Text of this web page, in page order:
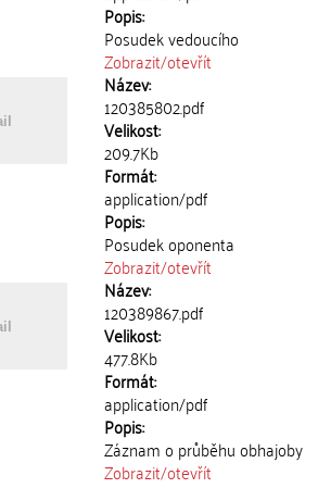
Popis:
Posudek vedoucího
Zobrazit/otevřít
Název:
120385802.pdf
Velikost:
209.7Kb
Formát:
application/pdf
Popis:
Posudek oponenta
Zobrazit/otevřít
Název:
120389867.pdf
Velikost:
477.8Kb
Formát:
application/pdf
Popis:
Záznam o průběhu obhajoby
Zobrazit/otevřít